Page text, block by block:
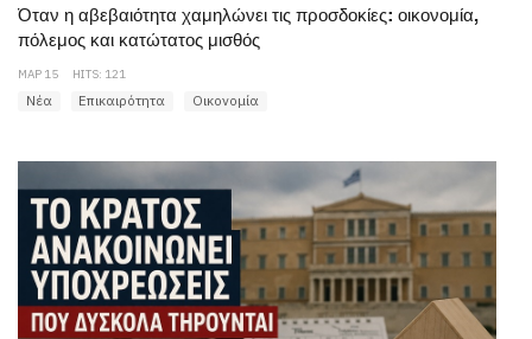
Όταν η αβεβαιότητα χαμηλώνει τις προσδοκίες: οικονομία,
πόλεμος και κατώτατος μισθός
ΜΑΡ 15 HITS: 121
Νέα Επικαιρότητα Οικονομία